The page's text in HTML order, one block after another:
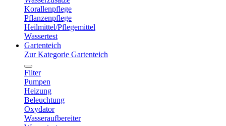
Korallenpflege
Pflanzenpflege
Heilmittel/Pflegemittel
Wassertest
Gartenteich
Zur Kategorie Gartenteich
Filter
Pumpen
Heizung
Beleuchtung
Oxydator
Wasseraufbereiter